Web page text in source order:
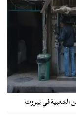
الشعبية في بيروت